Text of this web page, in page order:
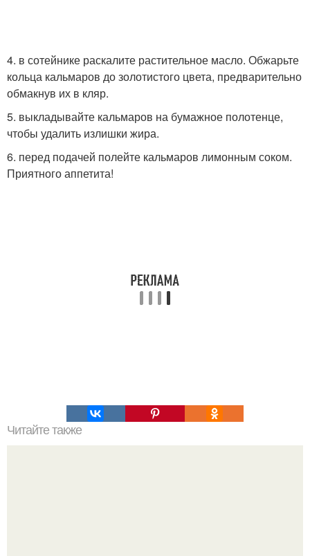
4. в сотейнике раскалите растительное масло. Обжарьте
кольца кальмаров до золотистого цвета, предварительно
обмакнув их в кляр.
5. выкладывайте кальмаров на бумажное полотенце,
чтобы удалить излишки жира.
6. перед подачей полейте кальмаров лимонным соком.
Приятного аппетита!
Читайте также